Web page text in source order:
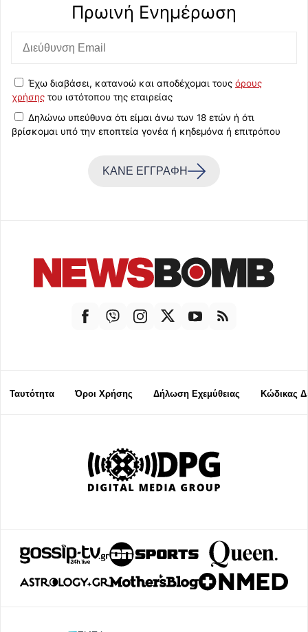
Πρωινή Eνημέρωση
Έχω διαβάσει, κατανοώ και αποδέχομαι τους όρους
χρήσης του ιστότοπου της εταιρείας
Δηλώνω υπεύθυνα ότι είμαι άνω των 18 ετών ή ότι
βρίσκομαι υπό την εποπτεία γονέα ή κηδεμόνα ή επιτρόπου
ΚΑΝΕ ΕΓΓΡΑΦΗ
Ταυτότητα Όροι Χρήσης Δήλωση Εχεμύθειας Κώδικας